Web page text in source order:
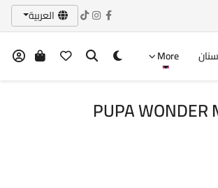
العربية
More
PUPA WONDER